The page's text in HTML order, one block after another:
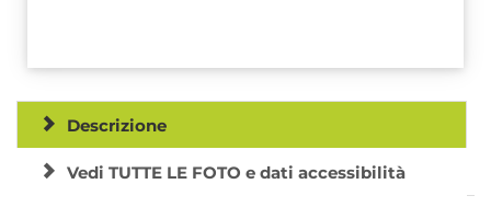
Descrizione
Vedi TUTTE LE FOTO e dati accessibilità